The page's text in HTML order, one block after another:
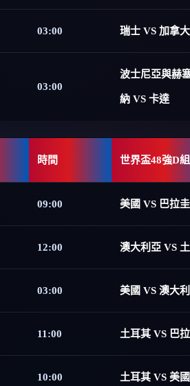
03:00 瑞士 VS 加拿大
03:00
波士尼亞與赫
納 VS 卡達
時間 世界盃48強D組
09:00 美國 VS 巴拉圭
12:00 澳大利亞 VS
03:00 美國 VS 澳大
11:00 土耳其 VS 巴
10:00 土耳其 VS 美國